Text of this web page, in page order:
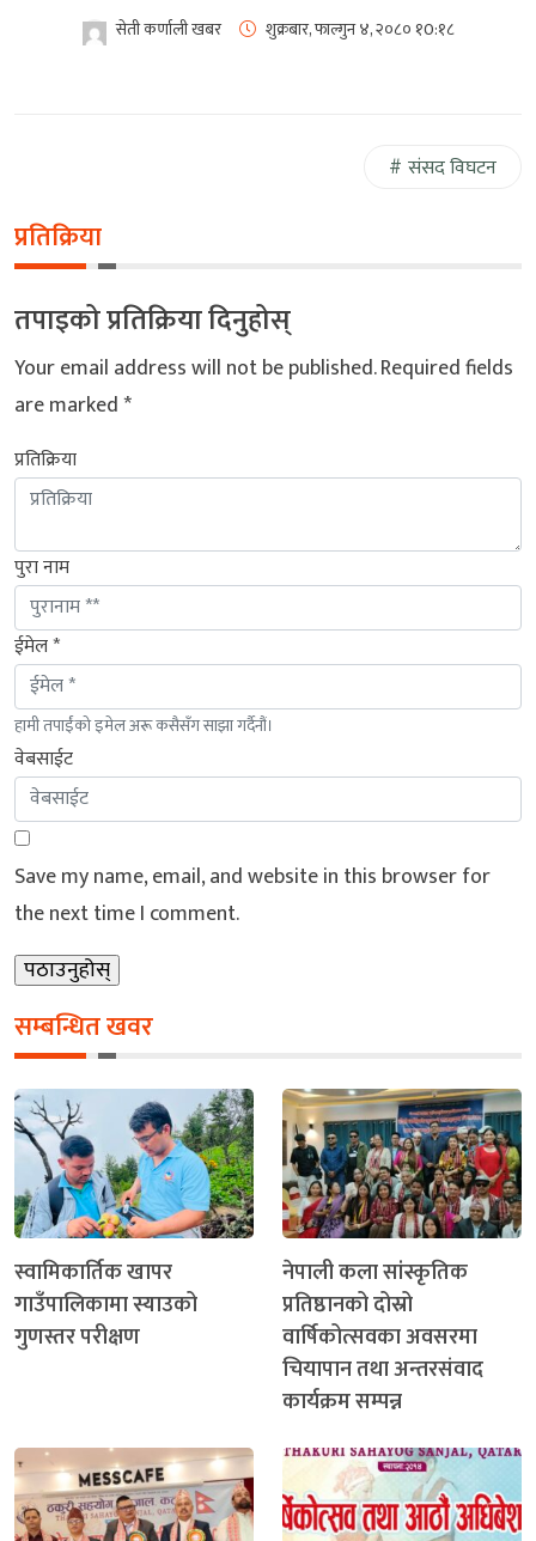
सेती कर्णाली खबर शुक्रबार, फाल्गुन ४, २०८० १0:१८
संसद विघटन
प्रतिक्रिया
तपाइको प्रतिक्रिया दिनुहोस्
Your email address will not be published.Required fields
are marked*
प्रतिक्रिया
पुरा नाम
ईमेल *
हामी तपाईंको इमेल अरू कसैसँग साझा गर्दैनौं।
वेबसाईट
Save my name, email, and website in this browser for
the next time I comment.
सम्बन्धित खवर
स्वामिकार्तिक खापर
गाउँपालिकामा स्याउको
गुणस्तर परीक्षण
नेपाली कला सांस्कृतिक
प्रतिष्ठानको दोस्रो
वार्षिकोत्सवका अवसरमा
चियापान तथा अन्तरसंवाद
कार्यक्रम सम्पन्न